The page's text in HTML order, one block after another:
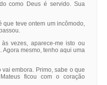
como Deus é servido. Sua
teve ontem um incômodo,
vezes, aparece-me isto ou
Agora mesmo, tenho aqui uma
embora. Primo, sabe o que
ficou com o coração